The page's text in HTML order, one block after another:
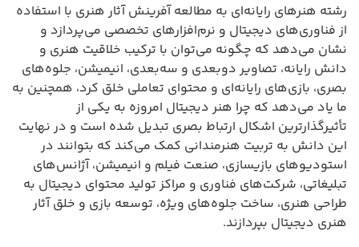
رشته هنرهای رایانه‌ای به مطالعه آفرینش آثار هنری با استفاده
از فناوری‌های دیجیتال و نرم‌افزارهای تخصصی می‌پردازد و
نشان می‌دهد که چگونه می‌توان با ترکیب خلاقیت هنری و
دانش رایانه، تصاویر دوبعدی و سه‌بعدی، انیمیشن، جلوه‌های
بصری، بازی‌های رایانه‌ای و محتوای تعاملی خلق کرد، همچنین به
ما یاد می‌دهد که چرا هنر دیجیتال امروزه به یکی از
تأثیرگذارترین اشکال ارتباط بصری تبدیل شده است و در نهایت
این دانش به تربیت هنرمندانی کمک می‌کند که بتوانند در
استودیوهای بازیسازی، صنعت فیلم و انیمیشن، آژانس‌های
تبلیغاتی، شرکت‌های فناوری و مراکز تولید محتوای دیجیتال به
طراحی هنری، ساخت جلوه‌های ویژه، توسعه بازی و خلق آثار
هنری دیجیتال بپردازند.